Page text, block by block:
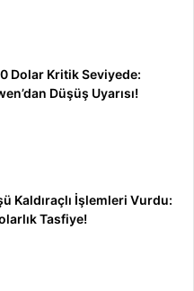
Dolar Kritik Seviyede:
Düşüş Uyarısı!
Kaldıraçlı İşlemleri Vurdu:
Tasfiye!